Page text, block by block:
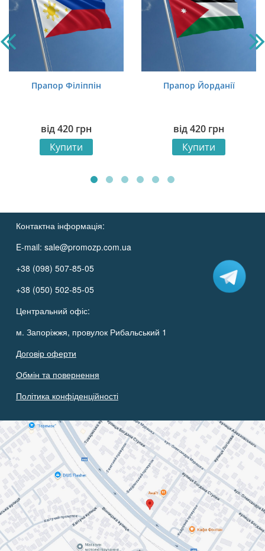
Прапор Філіппін
від420 грн
Купити
Прапор Йорданії
від420 грн
Купити
Контактна інформація:
E-mail: sale@promozp.com.ua
+38 (098) 507-85-05
+38 (050) 502-85-05
Центральний офіс:
м. Запоріжжя, провулок Рибальський 1
Договір оферти
Обмін та повернення
Політика конфіденційності